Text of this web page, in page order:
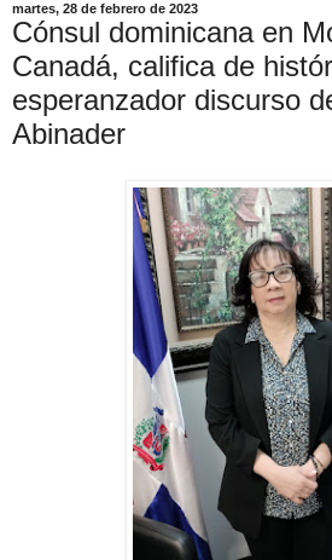
martes, 28 de febrero de 2023
Cónsul dominicana en
Canadá, califica de
esperanzador discurso
Abinader